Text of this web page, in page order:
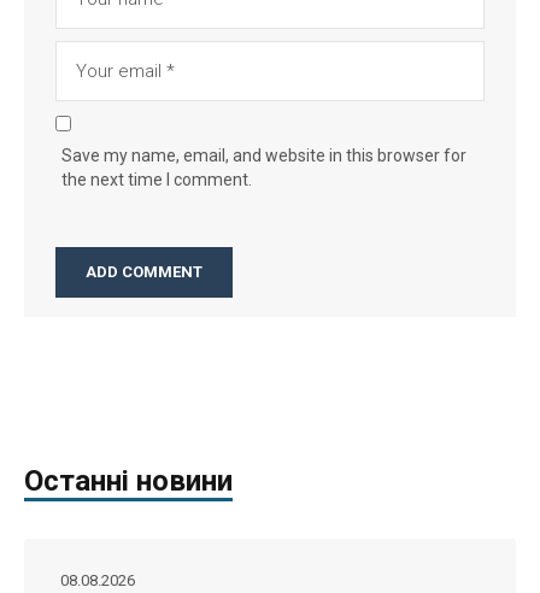
Save my name, email, and website in this browser for
the next time I comment.
Останні новини
08.08.2026